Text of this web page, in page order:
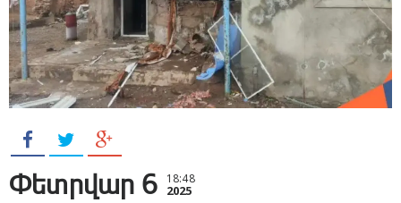
Փետրվար 6 18:48
2025